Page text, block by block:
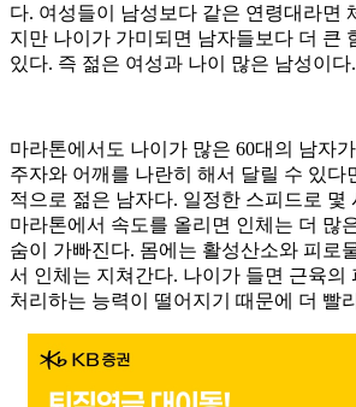
다. 여성들이 남성보다 같은 연령대라면
지만 나이가 가미되면 남자들보다 더 큰
있다. 즉 젊은 여성과 나이 많은 남성이다.
마라톤에서도 나이가 많은 60대의 남자
주자와 어깨를 나란히 해서 달릴 수 있다
적으로 젊은 남자다. 일정한 스피드로 몇
마라톤에서 속도를 올리면 인체는 더 많
숨이 가빠진다. 몸에는 활성산소와 피로
서 인체는 지쳐간다. 나이가 들면 근육의
처리하는 능력이 떨어지기 때문에 더 빨